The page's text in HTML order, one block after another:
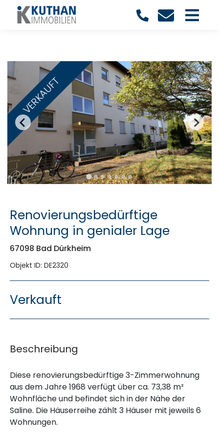
VERKAUFT
Renovierungsbedürftige
Wohnung in genialer Lage
67098 Bad Dürkheim
Objekt ID: DE2320
Verkauft
Beschreibung
Diese renovierungsbedürftige 3-Zimmerwohnung
aus dem Jahre 1968 verfügt über ca. 73,38 m²
Wohnfläche und befindet sich in der Nähe der
Saline. Die Häuserreihe zählt 3 Häuser mit jeweils 6
Wohnungen.